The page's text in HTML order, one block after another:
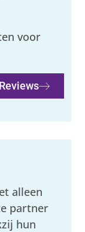
voor
Reviews
alleen
partner
hun